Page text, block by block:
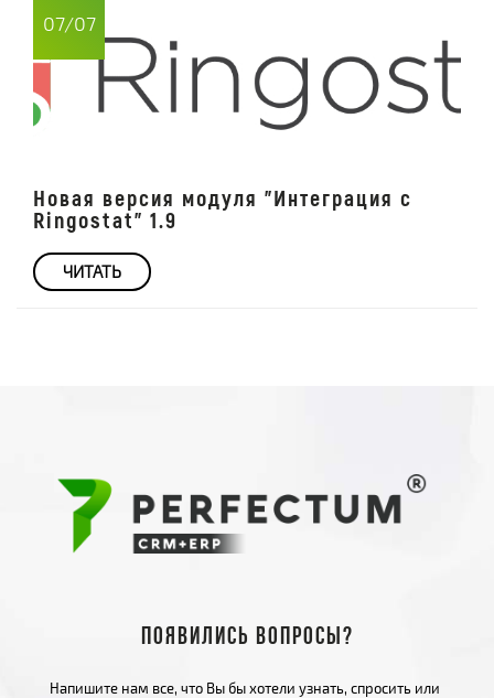
07/07
Новая версия модуля "Интеграция с
Ringostat" 1.9
ЧИТАТЬ
Появились вопросы?
Напишите нам все, что Вы бы хотели узнать, спросить или